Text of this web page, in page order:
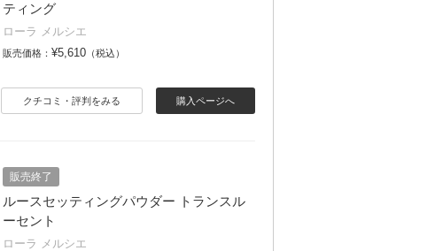
ティング
ローラ メルシエ
販売価格： ¥5,610 （税込）
購入ページへ
クチコミ・評判をみる
販売終了
ルースセッティングパウダー トランスル
ーセント
ローラ メルシエ